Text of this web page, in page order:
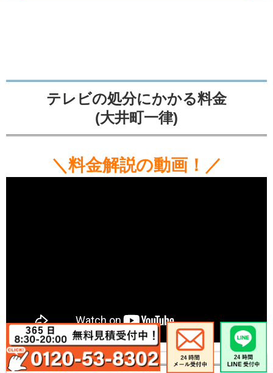
テレビの処分にかかる料金
(大井町一律)
＼料金解説の動画！／